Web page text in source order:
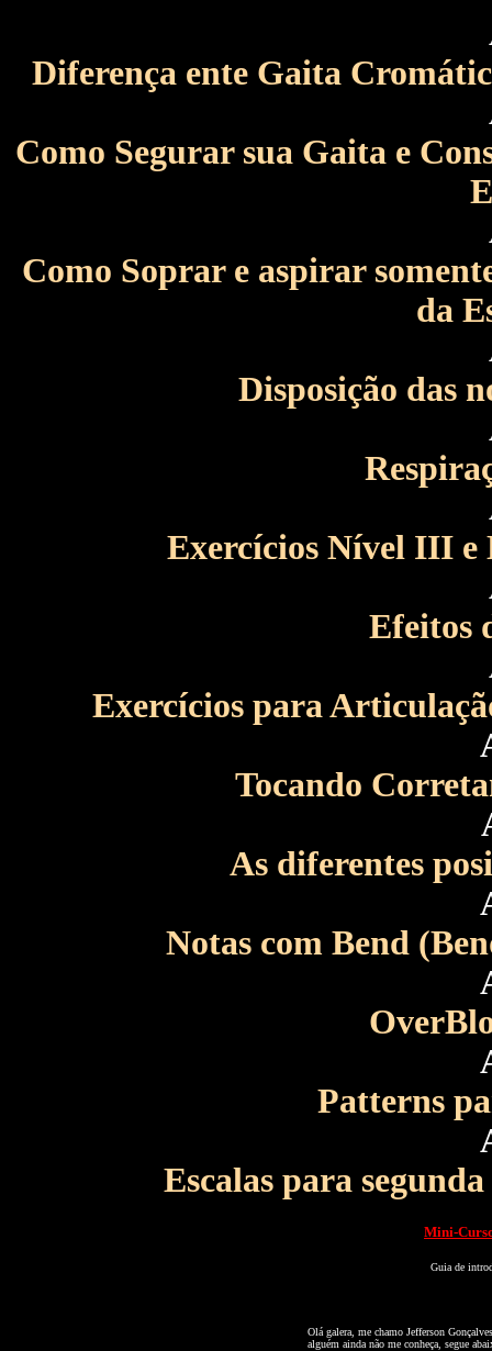
Diferença ente Gaita
Como Segurar sua Gaita e
Como Soprar e aspirar
da
Disposição das
Exercícios Nível III e
Efeitos
Exercícios para
Tocando
As diferentes
Notas com Bend
Patterns
Escalas para
Mini-
Guia de
Olá galera, me chamo Jefferson
alguém ainda não me conheça, segue